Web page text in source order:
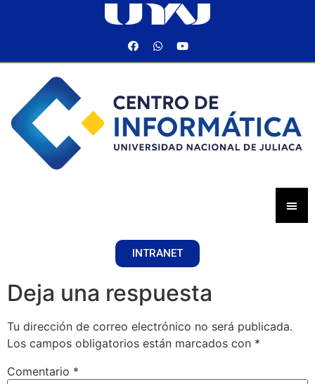
INTRANET
Deja una respuesta
Tu dirección de correo electrónico no será publicada.
Los campos obligatorios están marcados con *
Comentario *